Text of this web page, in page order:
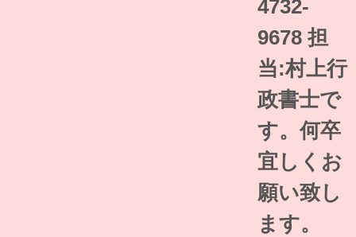
4732-
9678 担
当:村上行
政書士で
す。何卒
宜しくお
願い致し
ます。